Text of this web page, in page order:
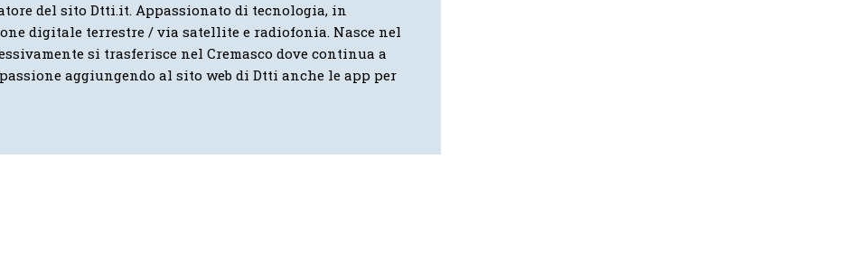
del sito Dtti.it. Appassionato di tecnologia, in
digitale terrestre / via satellite e radiofonia. Nasce nel
si trasferisce nel Cremasco dove continua a
aggiungendo al sito web di Dtti anche le app per